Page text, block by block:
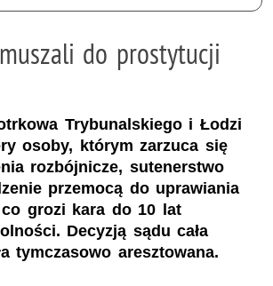
do prostytucji
Trybunalskiego i Łodzi
osoby, którym zarzuca się
rozbójnicze, sutenerstwo
przemocą do uprawiania
grozi kara do 10 lat
Decyzją sądu cała
tymczasowo aresztowana.